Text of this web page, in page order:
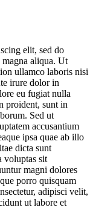
elit, sed do
aliqua. Ut
ullamco laboris nisi
irure dolor in
eu fugiat nulla
proident, sunt in
Sed ut
accusantium
ipsa quae ab illo
dicta sunt
voluptas sit
magni dolores
porro quisquam
adipisci velit,
ut labore et